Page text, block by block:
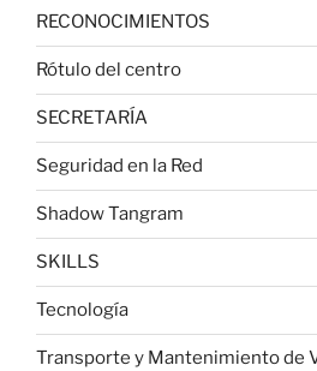
RECONOCIMIENTOS
Rótulo del centro
SECRETARÍA
Seguridad en la Red
Shadow Tangram
SKILLS
Tecnología
Transporte y Mantenimiento de